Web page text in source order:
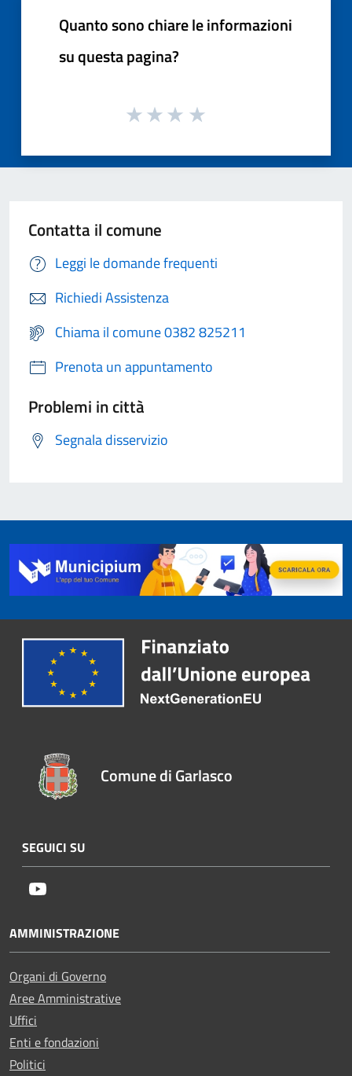
Quanto sono chiare le informazioni
su questa pagina?
Contatta il comune
Leggi le domande frequenti
Richiedi Assistenza
Chiama il comune 0382 825211
Prenota un appuntamento
Problemi in città
Segnala disservizio
Comune di Garlasco
SEGUICI SU
AMMINISTRAZIONE
Organi di Governo
Aree Amministrative
Uffici
Enti e fondazioni
Politici